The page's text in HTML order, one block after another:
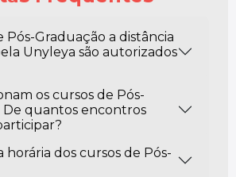
Pós-Graduação a distância
Unyleya são autorizados
os cursos de Pós-
De quantos encontros
horária dos cursos de Pós-